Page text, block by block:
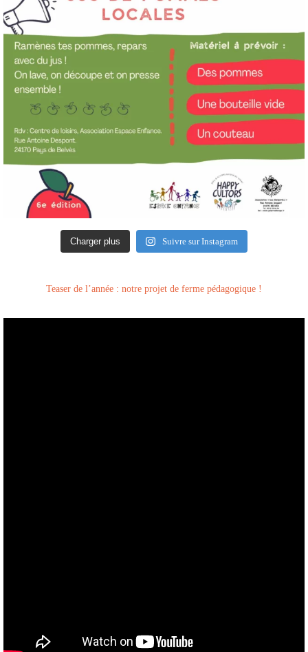
Charger plus Suivre sur Instagram
Teaser de l’année : notre projet de ferme pédagogique !